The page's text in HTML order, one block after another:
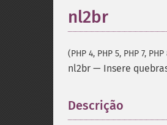
nl2br
(PHP 4, PHP 5, PHP 7, PHP
nl2br — Insere
Descrição